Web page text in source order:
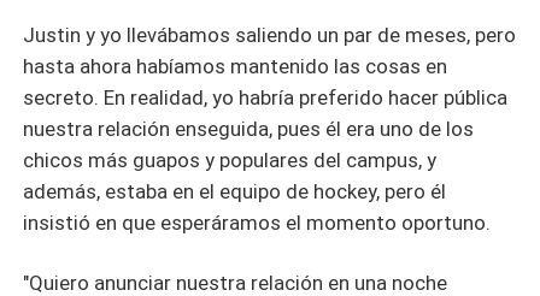
Justin y yo llevábamos saliendo un par de meses, pero
hasta ahora habíamos mantenido las cosas en
secreto. En realidad, yo habría preferido hacer pública
nuestra relación enseguida, pues él era uno de los
chicos más guapos y populares del campus, y
además, estaba en el equipo de hockey, pero él
insistió en que esperáramos el momento oportuno.
"Quiero anunciar nuestra relación en una noche